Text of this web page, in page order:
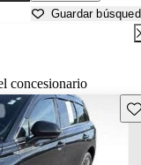
Guardar
concesionario